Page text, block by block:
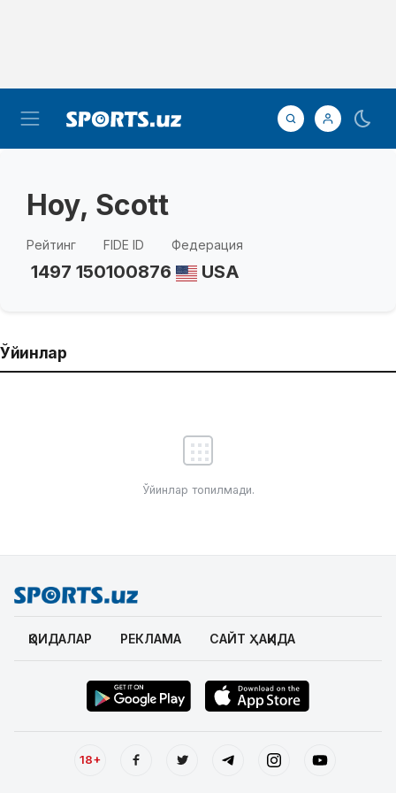
Hoy, Scott
Рейтинг
1497
FIDE ID
150100876
Федерация
USA
Ўйинлар
Ўйинлар топилмади.
ҚОИДАЛАР РЕКЛАМА САЙТ ҲАҚИДА
18+